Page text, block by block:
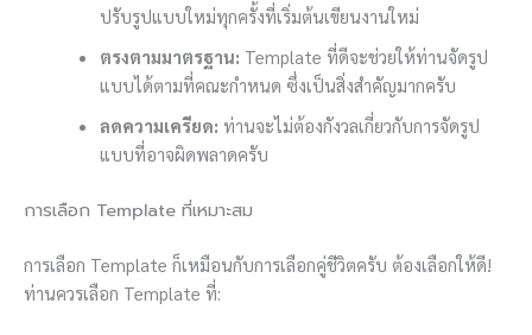
ปรับรูปแบบใหม่ทุกครั้งที่เริ่มต้นเขียนงานใหม่
ตรงตามมาตรฐาน: Template ที่ดีจะช่วยให้ท่านจัดรูป
แบบได้ตามที่คณะกำหนด ซึ่งเป็นสิ่งสำคัญมากครับ
ลดความเครียด: ท่านจะไม่ต้องกังวลเกี่ยวกับการจัดรูป
แบบที่อาจผิดพลาดครับ
การเลือก Template ที่เหมาะสม
การเลือก Template ก็เหมือนกับการเลือกคู่ชีวิตครับ ต้องเลือกให้ดี!
ท่านควรเลือก Template ที่: